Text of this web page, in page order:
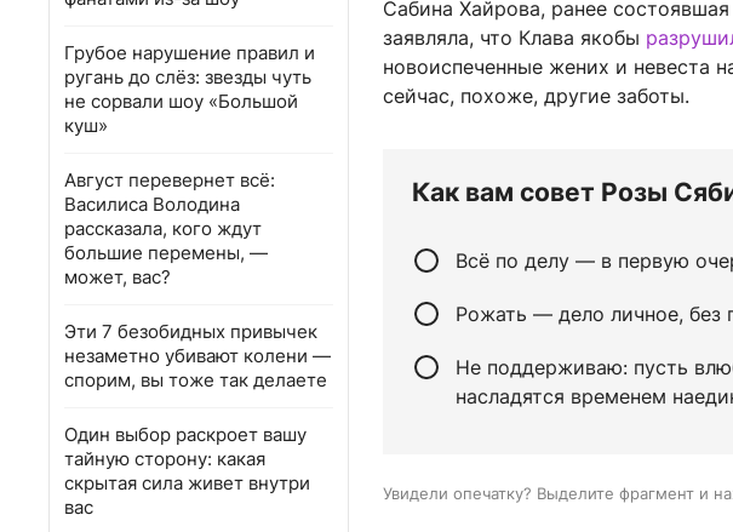
Грубое нарушение правил и
ругань до слёз: звезды чуть
не сорвали шоу «Большой
куш»
Август перевернет всё:
Василиса Володина
рассказала, кого ждут
большие перемены, —
может, вас?
Эти 7 безобидных привычек
незаметно убивают колени —
спорим, вы тоже так делаете
Один выбор раскроет вашу
тайную сторону: какая
скрытая сила живет внутри
вас
Сабина Хайрова, ранее
заявляла, что Клава якобы
новоиспеченные жених и невеста
сейчас, похоже, другие заботы.
Как вам совет Розы
Всё по делу — в первую
Рожать — дело личное, без
Не поддерживаю: пусть
насладятся временем
Увидели опечатку? Выделите фрагмент и